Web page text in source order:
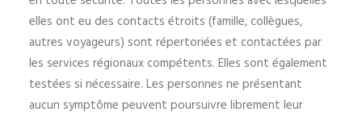
elles ont eu des contacts étroits (famille, collègues,
autres voyageurs) sont répertoriées et contactées par
les services régionaux compétents. Elles sont également
testées si nécessaire. Les personnes ne présentant
aucun symptôme peuvent poursuivre librement leur